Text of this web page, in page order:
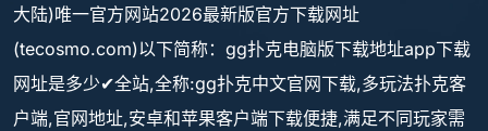
大陆)唯一官方网站2026最新版官方下载网址
(tecosmo.com)以下简称：gg扑克电脑版下载地址app下载
网址是多少✔全站,全称:gg扑克中文官网下载,多玩法扑克客
户端,官网地址,安卓和苹果客户端下载便捷,满足不同玩家需